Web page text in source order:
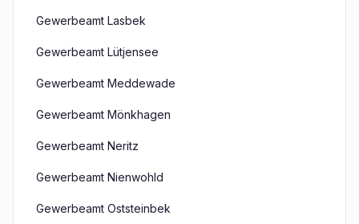
Gewerbeamt Lasbek
Gewerbeamt Lütjensee
Gewerbeamt Meddewade
Gewerbeamt Mönkhagen
Gewerbeamt Neritz
Gewerbeamt Nienwohld
Gewerbeamt Oststeinbek